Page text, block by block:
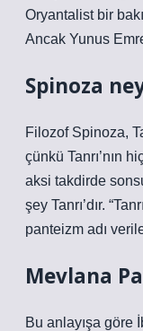
Oryantalist bir
Ancak Yunus
Spinoza
Filozof Spinoza,
çünkü Tanrı’nın
aksi takdirde
şey Tanrı’dır.
panteizm adı
Mevlana
Bu anlayışa göre